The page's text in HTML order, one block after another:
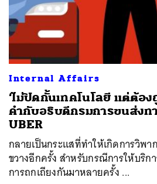
Internal Affairs
‘ไม่ปิดกั้นเทคโนโลยี แต่ต้อ
คำกับอธิบดีกรมการขนส่ง
UBER
กลายเป็นกระแสที่ทำให้เกิดการวิพ
ขวางอีกครั้ง สำหรับกรณีการให้บริก
การถกเถียงกันมาหลายครั้ง ...